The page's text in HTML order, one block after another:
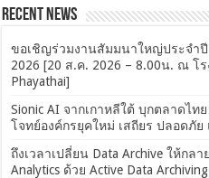
Recent News
ขอเชิญร่วมงานสัมมนาใหญ่ประจำปี
2026 [20 ส.ค. 2026 – 8.00น. ณ โร
Phayathai]
Sionic AI จากเกาหลีใต้ บุกตลาดไ
โจทย์องค์กรยุคใหม่ เสถียร ปลอดภัย
ถึงเวลาเปลี่ยน Data Archive ให้ก
Analytics ด้วย Active Data